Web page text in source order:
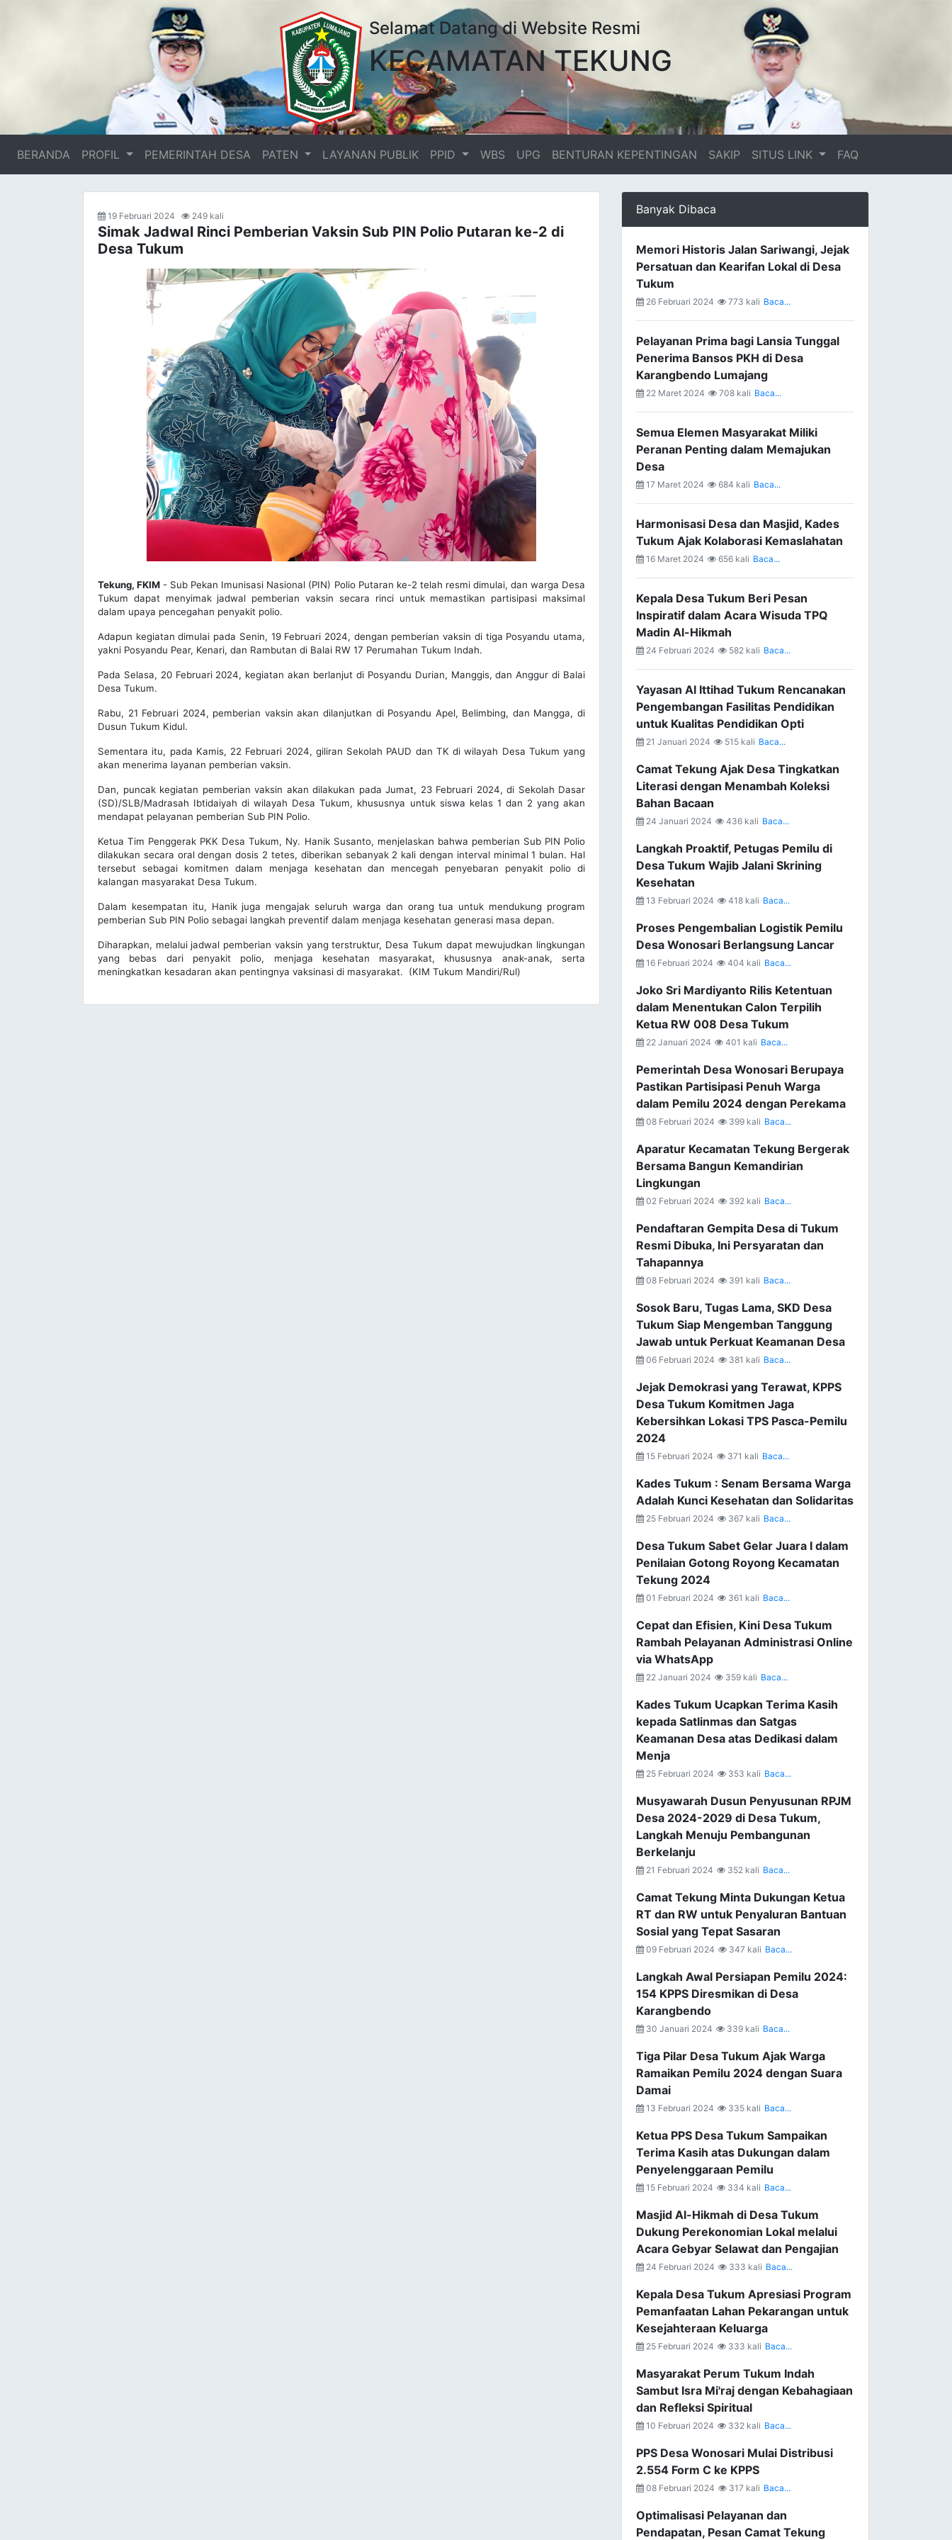
Selamat Datang di Website Resmi
KECAMATAN TEKUNG
BERANDA (current)
PROFIL PEMERINTAH DESA PATEN LAYANAN PUBLIK PPID WBS UPG BENTURAN KEPENTINGAN SAKIP SITUS LINK FAQ
19 Februari 2024 249 kali
Simak Jadwal Rinci Pemberian Vaksin Sub PIN Polio Putaran ke-2 di
Desa Tukum
Tekung, FKIM - Sub Pekan Imunisasi Nasional (PIN) Polio Putaran ke-2 telah resmi dimulai, dan warga Desa
Tukum dapat menyimak jadwal pemberian vaksin secara rinci untuk memastikan partisipasi maksimal
dalam upaya pencegahan penyakit polio.
Adapun kegiatan dimulai pada Senin, 19 Februari 2024, dengan pemberian vaksin di tiga Posyandu utama,
yakni Posyandu Pear, Kenari, dan Rambutan di Balai RW 17 Perumahan Tukum Indah.
Pada Selasa, 20 Februari 2024, kegiatan akan berlanjut di Posyandu Durian, Manggis, dan Anggur di Balai
Desa Tukum.
Rabu, 21 Februari 2024, pemberian vaksin akan dilanjutkan di Posyandu Apel, Belimbing, dan Mangga, di
Dusun Tukum Kidul.
Sementara itu, pada Kamis, 22 Februari 2024, giliran Sekolah PAUD dan TK di wilayah Desa Tukum yang
akan menerima layanan pemberian vaksin.
Dan, puncak kegiatan pemberian vaksin akan dilakukan pada Jumat, 23 Februari 2024, di Sekolah Dasar
(SD)/SLB/Madrasah Ibtidaiyah di wilayah Desa Tukum, khususnya untuk siswa kelas 1 dan 2 yang akan
mendapat pelayanan pemberian Sub PIN Polio.
Ketua Tim Penggerak PKK Desa Tukum, Ny. Hanik Susanto, menjelaskan bahwa pemberian Sub PIN Polio
dilakukan secara oral dengan dosis 2 tetes, diberikan sebanyak 2 kali dengan interval minimal 1 bulan. Hal
tersebut sebagai komitmen dalam menjaga kesehatan dan mencegah penyebaran penyakit polio di
kalangan masyarakat Desa Tukum.
Dalam kesempatan itu, Hanik juga mengajak seluruh warga dan orang tua untuk mendukung program
pemberian Sub PIN Polio sebagai langkah preventif dalam menjaga kesehatan generasi masa depan.
Diharapkan, melalui jadwal pemberian vaksin yang terstruktur, Desa Tukum dapat mewujudkan lingkungan
yang bebas dari penyakit polio, menjaga kesehatan masyarakat, khususnya anak-anak, serta
meningkatkan kesadaran akan pentingnya vaksinasi di masyarakat. (KIM Tukum Mandiri/Rul)
Banyak Dibaca
Memori Historis Jalan Sariwangi, Jejak
Persatuan dan Kearifan Lokal di Desa
Tukum
26 Februari 2024 773 kali Baca...
Pelayanan Prima bagi Lansia Tunggal
Penerima Bansos PKH di Desa
Karangbendo Lumajang
22 Maret 2024 708 kali Baca...
Semua Elemen Masyarakat Miliki
Peranan Penting dalam Memajukan
Desa
17 Maret 2024 684 kali Baca...
Harmonisasi Desa dan Masjid, Kades
Tukum Ajak Kolaborasi Kemaslahatan
16 Maret 2024 656 kali Baca...
Kepala Desa Tukum Beri Pesan
Inspiratif dalam Acara Wisuda TPQ
Madin Al-Hikmah
24 Februari 2024 582 kali Baca...
Yayasan Al Ittihad Tukum Rencanakan
Pengembangan Fasilitas Pendidikan
untuk Kualitas Pendidikan Opti
21 Januari 2024 515 kali Baca...
Camat Tekung Ajak Desa Tingkatkan
Literasi dengan Menambah Koleksi
Bahan Bacaan
24 Januari 2024 436 kali Baca...
Langkah Proaktif, Petugas Pemilu di
Desa Tukum Wajib Jalani Skrining
Kesehatan
13 Februari 2024 418 kali Baca...
Proses Pengembalian Logistik Pemilu
Desa Wonosari Berlangsung Lancar
16 Februari 2024 404 kali Baca...
Joko Sri Mardiyanto Rilis Ketentuan
dalam Menentukan Calon Terpilih
Ketua RW 008 Desa Tukum
22 Januari 2024 401 kali Baca...
Pemerintah Desa Wonosari Berupaya
Pastikan Partisipasi Penuh Warga
dalam Pemilu 2024 dengan Perekama
08 Februari 2024 399 kali Baca...
Aparatur Kecamatan Tekung Bergerak
Bersama Bangun Kemandirian
Lingkungan
02 Februari 2024 392 kali Baca...
Pendaftaran Gempita Desa di Tukum
Resmi Dibuka, Ini Persyaratan dan
Tahapannya
08 Februari 2024 391 kali Baca...
Sosok Baru, Tugas Lama, SKD Desa
Tukum Siap Mengemban Tanggung
Jawab untuk Perkuat Keamanan Desa
06 Februari 2024 381 kali Baca...
Jejak Demokrasi yang Terawat, KPPS
Desa Tukum Komitmen Jaga
Kebersihkan Lokasi TPS Pasca-Pemilu
2024
15 Februari 2024 371 kali Baca...
Kades Tukum : Senam Bersama Warga
Adalah Kunci Kesehatan dan Solidaritas
25 Februari 2024 367 kali Baca...
Desa Tukum Sabet Gelar Juara I dalam
Penilaian Gotong Royong Kecamatan
Tekung 2024
01 Februari 2024 361 kali Baca...
Cepat dan Efisien, Kini Desa Tukum
Rambah Pelayanan Administrasi Online
via WhatsApp
22 Januari 2024 359 kali Baca...
Kades Tukum Ucapkan Terima Kasih
kepada Satlinmas dan Satgas
Keamanan Desa atas Dedikasi dalam
Menja
25 Februari 2024 353 kali Baca...
Musyawarah Dusun Penyusunan RPJM
Desa 2024-2029 di Desa Tukum,
Langkah Menuju Pembangunan
Berkelanju
21 Februari 2024 352 kali Baca...
Camat Tekung Minta Dukungan Ketua
RT dan RW untuk Penyaluran Bantuan
Sosial yang Tepat Sasaran
09 Februari 2024 347 kali Baca...
Langkah Awal Persiapan Pemilu 2024:
154 KPPS Diresmikan di Desa
Karangbendo
30 Januari 2024 339 kali Baca...
Tiga Pilar Desa Tukum Ajak Warga
Ramaikan Pemilu 2024 dengan Suara
Damai
13 Februari 2024 335 kali Baca...
Ketua PPS Desa Tukum Sampaikan
Terima Kasih atas Dukungan dalam
Penyelenggaraan Pemilu
15 Februari 2024 334 kali Baca...
Masjid Al-Hikmah di Desa Tukum
Dukung Perekonomian Lokal melalui
Acara Gebyar Selawat dan Pengajian
24 Februari 2024 333 kali Baca...
Kepala Desa Tukum Apresiasi Program
Pemanfaatan Lahan Pekarangan untuk
Kesejahteraan Keluarga
25 Februari 2024 333 kali Baca...
Masyarakat Perum Tukum Indah
Sambut Isra Mi'raj dengan Kebahagiaan
dan Refleksi Spiritual
10 Februari 2024 332 kali Baca...
PPS Desa Wonosari Mulai Distribusi
2.554 Form C ke KPPS
08 Februari 2024 317 kali Baca...
Optimalisasi Pelayanan dan
Pendapatan, Pesan Camat Tekung